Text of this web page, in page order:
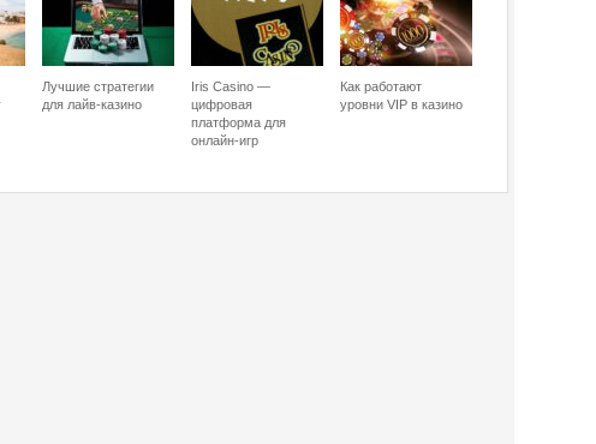
Лучшие стратегии
для лайв-казино
Iris Casino —
цифровая
платформа для
онлайн-игр
Как работают
уровни VIP в казино